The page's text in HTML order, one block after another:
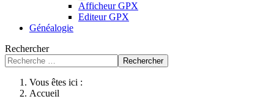
Afficheur GPX
Editeur GPX
Généalogie
Rechercher
Rechercher
Vous êtes ici :
Accueil